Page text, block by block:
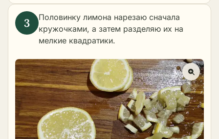
Половинку лимона нарезаю сначала
кружочками, а затем разделяю их на
мелкие квадратики.